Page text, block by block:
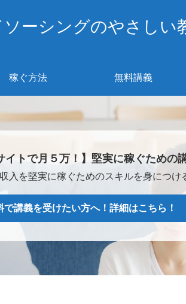
ソーシングのやさしい
稼ぐ方法 無料講義
イトで月５万！】堅実に稼ぐための
入を堅実に稼ぐためのスキルを身につけ
で講義を受けたい方へ！詳細はこちら！